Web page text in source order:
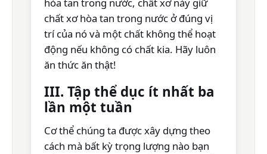
hòa tan trong nước, chất xơ này giữ
chất xơ hòa tan trong nước ở đúng vị
trí của nó và một chất không thể hoạt
động nếu không có chất kia. Hãy luôn
ăn thức ăn thật!
III. Tập thể dục ít nhất ba
lần một tuần
Cơ thể chúng ta được xây dựng theo
cách mà bất kỳ trọng lượng nào bạn